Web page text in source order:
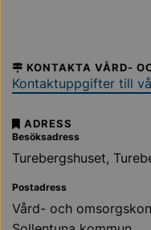
KONTAKTA VÅRD-
Kontaktuppgifter till
ADRESS
Besöksadress
Turebergshuset,
Postadress
Vård- och